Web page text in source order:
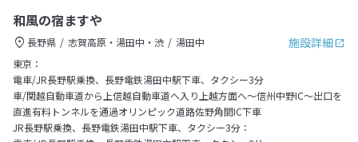
和風の宿ますや
施設詳細
長野県 志賀高原・湯田中・渋
湯田中
東京：
電車/JR長野駅乗換、長野電鉄湯田中駅下車、タクシー3分
車/関越自動車道から上信越自動車道へ入り上越方面へ～信州中野IC～出口を
直進有料トンネルを通過オリンピック道路佐野角間IC下車
JR長野駅乗換、長野電鉄湯田中駅下車、タクシー3分：